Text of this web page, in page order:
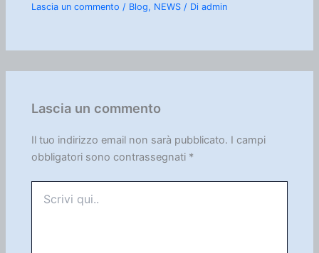
Lascia un commento / Blog, NEWS / Diadmin
Lascia un commento
Il tuo indirizzo email non sarà pubblicato. I campi
obbligatori sono contrassegnati *
qui..